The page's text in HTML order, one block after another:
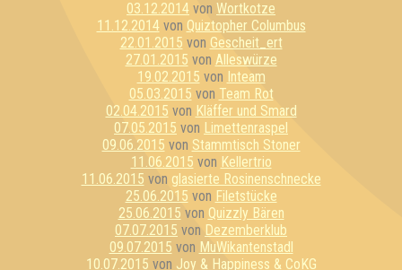
03.12.2014 von Wortkotze
11.12.2014von Quiztopher Columbus
22.01.2015 von Gescheit_ert
27.01.2015 von Alleswürze
19.02.2015 von Inteam
05.03.2015 von Team Rot
02.04.2015 von Kläffer und Smard
07.05.2015 von Limettenraspel
09.06.2015 von Stammtisch Stoner
11.06.2015 von Kellertrio
11.06.2015 von glasierte Rosinenschnecke
25.06.2015 von Filetstücke
25.06.2015 von Quizzly Bären
07.07.2015 von Dezemberklub
09.07.2015 von MuWikantenstadl
10.07.2015 von Joy & Happiness & CoKG